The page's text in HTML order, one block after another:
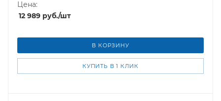
Цена:
12 989 руб./шт
В КОРЗИНУ
КУПИТЬ В 1 КЛИК